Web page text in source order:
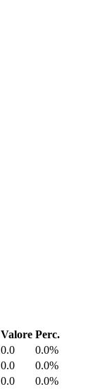
Valore Perc.
0.0
0.0%
0.0
0.0%
0.0
0.0%